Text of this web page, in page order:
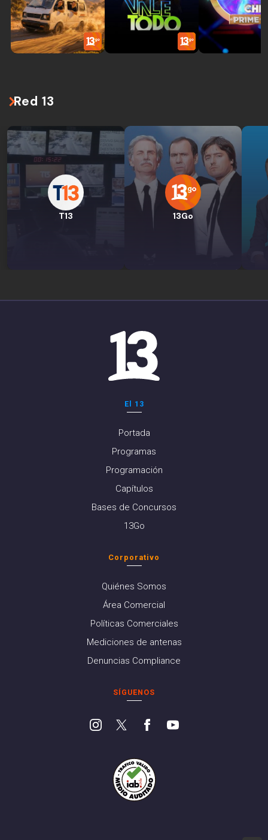
Red 13
T13 13Go
El 13
Portada
Programas
Programación
Capítulos
Bases de Concursos
13Go
Corporativo
Quiénes Somos
Área Comercial
Políticas Comerciales
Mediciones de antenas
Denuncias Compliance
SÍGUENOS